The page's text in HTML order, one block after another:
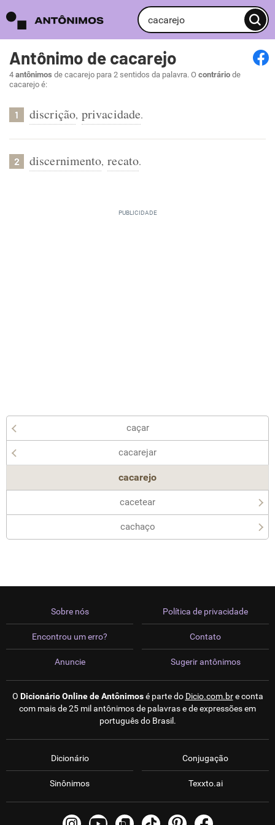
Antônimo de cacarejo
4 antônimos de cacarejo para 2 sentidos da palavra. O contrário de
cacarejo é:
1 discrição, privacidade.
2 discernimento, recato.
caçar
cacarejar
cacarejo
cacetear
cachaço
Sobre nós
Encontrou um erro?
Anuncie
Política de privacidade
Contato
Sugerir antônimos
O Dicionário Online de Antônimosé parte do Dicio.com.bre conta
com mais de 25 mil antônimos de palavras e de expressões em
português do Brasil.
Dicionário
Sinônimos
Conjugação
Texxto.ai